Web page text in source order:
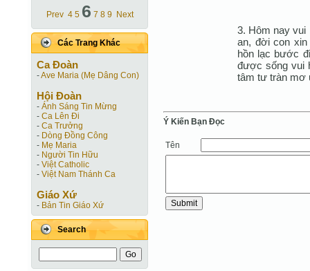
Prev 4 5 6 7 8 9 Next
Các Trang Khác
Ca Ðoàn
-Ave Maria (Mẹ Dâng Con)
Hội Ðoàn
- Ánh Sáng Tin Mừng
- Ca Lên Đi
- Ca Trưởng
- Dòng Đồng Công
- Mẹ Maria
- Người Tin Hữu
- Việt Catholic
- Việt Nam Thánh Ca
Giáo Xứ
- Bản Tin Giáo Xứ
Search
3. Hôm nay
an, đời con xin
hồn lạc bước
được sống vui
tâm tư tràn mơ
Ý Kiến Bạn Ðọc
Tên